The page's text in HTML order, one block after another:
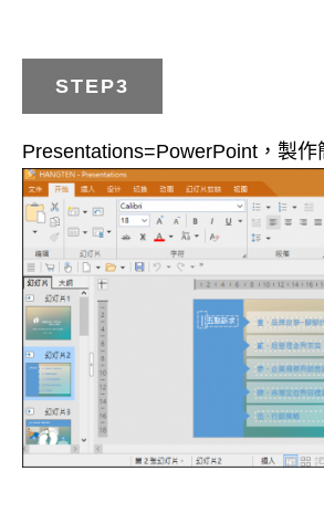
STEP3
Presentations=PowerPoint，製作